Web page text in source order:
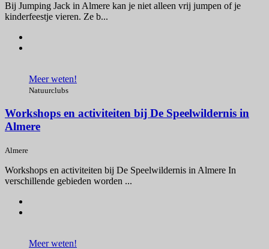
Bij Jumping Jack in Almere kan je niet alleen vrij jumpen of je
kinderfeestje vieren. Ze b...
Meer weten!
Natuurclubs
Workshops en activiteiten bij De Speelwildernis in
Almere
Almere
Workshops en activiteiten bij De Speelwildernis in Almere In
verschillende gebieden worden ...
Meer weten!